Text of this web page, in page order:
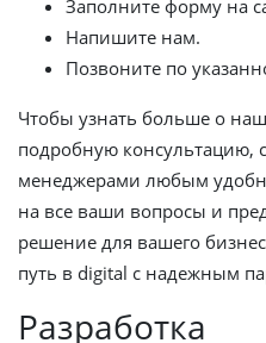
Заполните форму на
Напишите нам.
Позвоните по
Чтобы узнать больше о
подробную консультацию,
менеджерами любым
на все ваши вопросы и
решение для вашего
путь в digital с надежным
Разработка